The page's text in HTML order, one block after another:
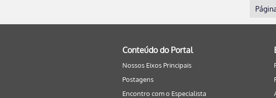
Conteúdo do Portal
Nossos Eixos Principais
Postagens
Encontro com o Especialista